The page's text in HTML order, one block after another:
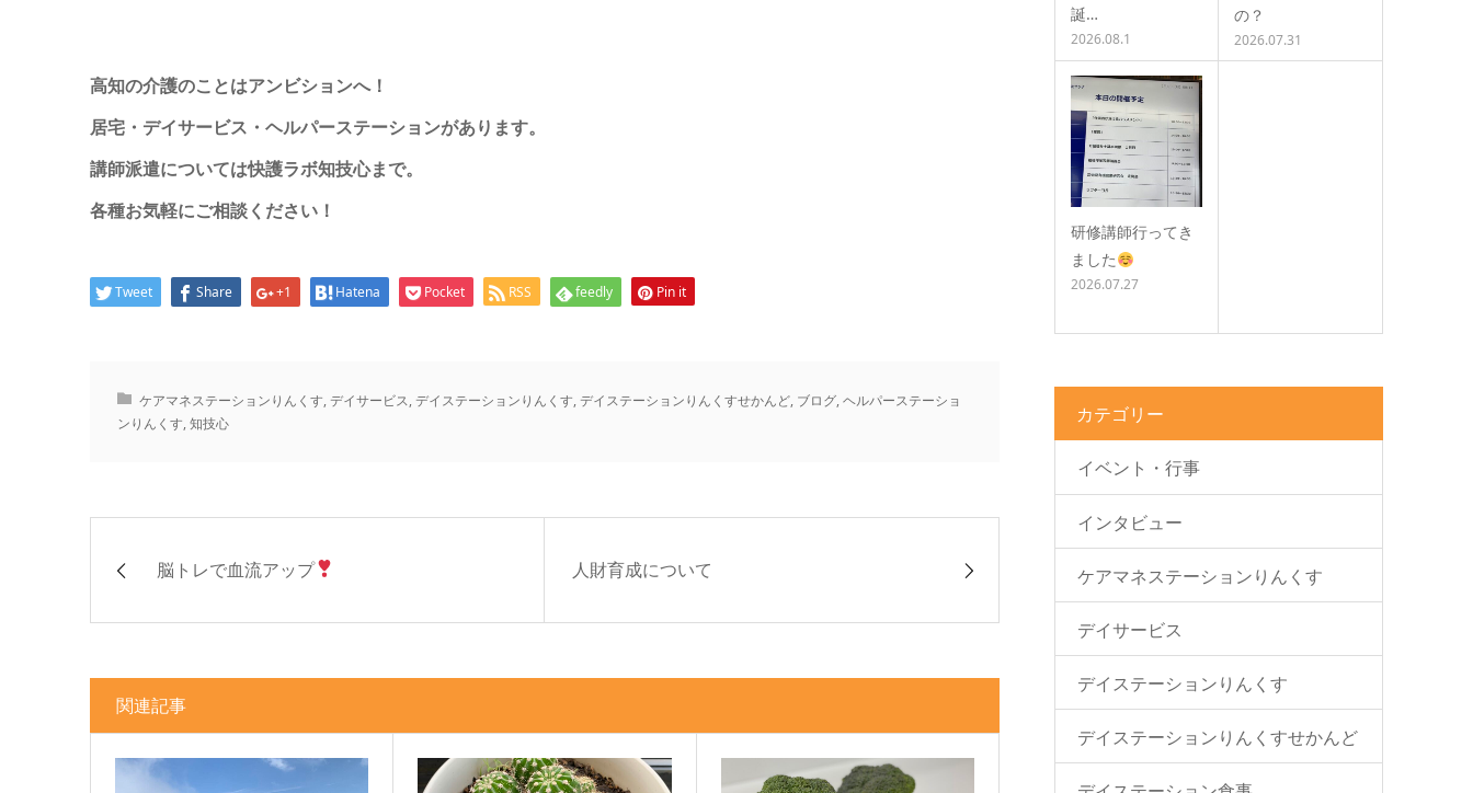
高知の介護のことはアンビションへ！
居宅・デイサービス・ヘルパーステーションがあります。
講師派遣については快護ラボ知技心まで。
各種お気軽にご相談ください！
Tweet Share +1 Hatena Pocket RSS feedly Pin it
ケアマネステーションりんくす,デイサービス,デイステーションりんくす,デイステーションりんくすせかんど, ブログ,ヘルパーステーショ
ンりんくす,知技心
脳トレで血流アップ 人財育成について
関連記事
誕…
2026.08.1
の？
2026.07.31
研修講師行ってき
ました
2026.07.27
カテゴリー
イベント・行事
インタビュー
ケアマネステーションりんくす
デイサービス
デイステーションりんくす
デイステーションりんくすせかんど